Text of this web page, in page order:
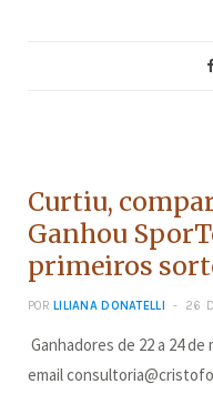
Curtiu,
Ganhou
primeiros
POR LILIANA DONATELLI 26
Ganhadores de 22 a 24
email